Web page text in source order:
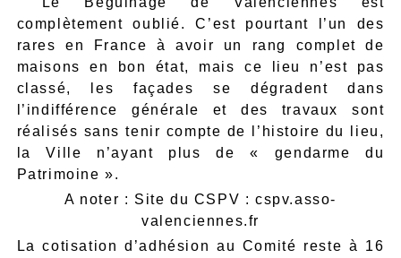
complètement oublié. C’est pourtant l’un des
rares en France à avoir un rang complet de
maisons en bon état, mais ce lieu n’est pas
classé, les façades se dégradent dans
l’indifférence générale et des travaux sont
réalisés sans tenir compte de l’histoire du lieu,
la Ville n’ayant plus de « gendarme du
Patrimoine ».
A noter : Site du CSPV : cspv.asso-
valenciennes.fr
La cotisation d’adhésion au Comité reste à 16